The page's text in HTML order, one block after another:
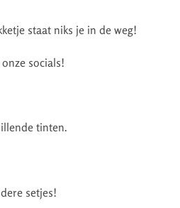
staat niks je in de weg!
socials!
tinten.
setjes!